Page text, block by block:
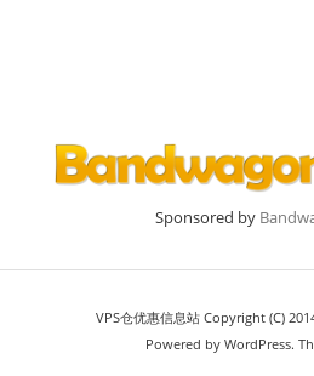
Sponsored by
VPS仓优惠信息站 Copyright (C)
Powered by WordPress.